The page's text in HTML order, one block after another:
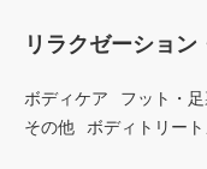
リラクゼーション
ボディケア フット・足
その他
ボディトリート